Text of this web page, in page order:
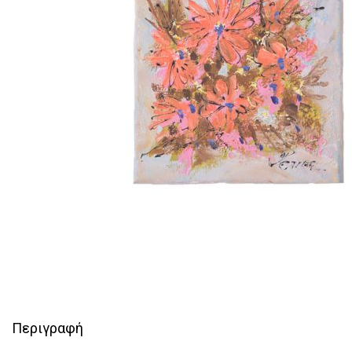
Περιγραφή